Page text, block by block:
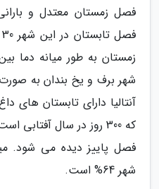
فصل زمستان معتدل و
شهر برف و یخ بندان به
آنتالیا دارای تابستان های
که 300 روز در سال
فصل پاییز دیده می شود.
شهر 64% است.